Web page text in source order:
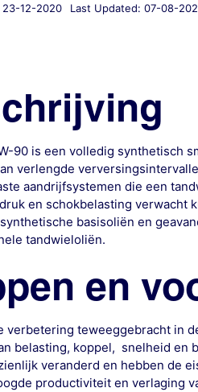
23-12-2020 Last Updated: 07-08-
90 is een volledig synthetisch
verlengde
aandrijfsystemen die een
en schokbelasting verwacht
basisoliën en
tandwieloliën.
en
teweeggebracht in
belasting, koppel, snelheid en
veranderd en hebben de
productiviteit en verlaging